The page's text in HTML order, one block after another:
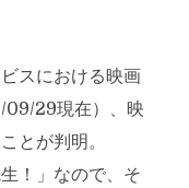
スにおける映画
09/29現在）、映
とが判明。
！」なので、そ